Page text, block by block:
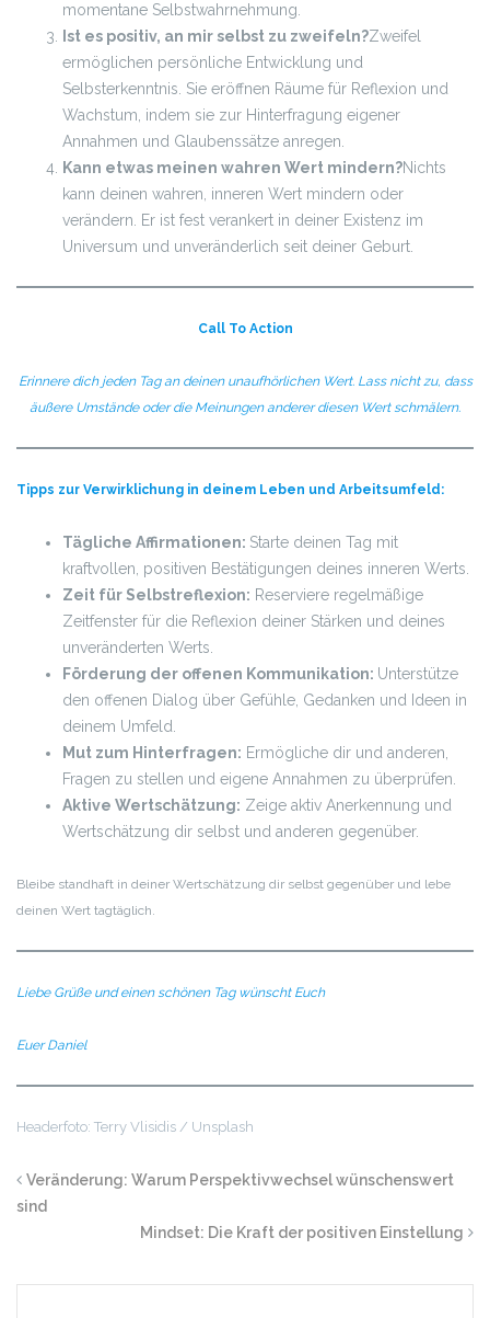
momentane Selbstwahrnehmung.
Ist es positiv, an mir selbst zu zweifeln?Zweifel
ermöglichen persönliche Entwicklung und
Selbsterkenntnis. Sie eröffnen Räume für Reflexion und
Wachstum, indem sie zur Hinterfragung eigener
Annahmen und Glaubenssätze anregen.
Kann etwas meinen wahren Wert mindern?Nichts
kann deinen wahren, inneren Wert mindern oder
verändern. Er ist fest verankert in deiner Existenz im
Universum und unveränderlich seit deiner Geburt.
Call To Action
Erinnere dich jeden Tag an deinen unaufhörlichen Wert. Lass nicht zu, dass
äußere Umstände oder die Meinungen anderer diesen Wert schmälern.
Tipps zur Verwirklichung in deinem Leben und Arbeitsumfeld:
Tägliche Affirmationen: Starte deinen Tag mit
kraftvollen, positiven Bestätigungen deines inneren Werts.
Zeit für Selbstreflexion: Reserviere regelmäßige
Zeitfenster für die Reflexion deiner Stärken und deines
unveränderten Werts.
Förderung der offenen Kommunikation: Unterstütze
den offenen Dialog über Gefühle, Gedanken und Ideen in
deinem Umfeld.
Mut zum Hinterfragen: Ermögliche dir und anderen,
Fragen zu stellen und eigene Annahmen zu überprüfen.
Aktive Wertschätzung: Zeige aktiv Anerkennung und
Wertschätzung dir selbst und anderen gegenüber.
Bleibe standhaft in deiner Wertschätzung dir selbst gegenüber und lebe
deinen Wert tagtäglich.
Liebe Grüße und einen schönen Tag wünscht Euch
Euer Daniel
Headerfoto: Terry Vlisidis / Unsplash
Veränderung: Warum Perspektivwechsel wünschenswert
sind
Mindset: Die Kraft der positiven Einstellung